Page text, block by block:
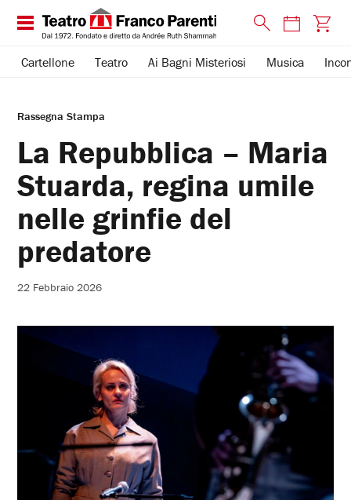
Cartellone Teatro Ai Bagni Misteriosi Musica
Rassegna Stampa
La Repubblica – Maria
Stuarda, regina umile
nelle grinfie del
predatore
22 Febbraio 2026